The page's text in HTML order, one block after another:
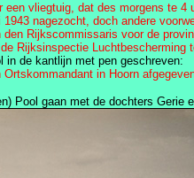
vliegtuig, dat des morgens te
nagezocht, doch andere
Rijkscommissaris voor de
Rijksinspectie Luchtbescherming
de kantlijn met pen geschreven:
in Hoorn
Pool gaan met de dochters Gerie